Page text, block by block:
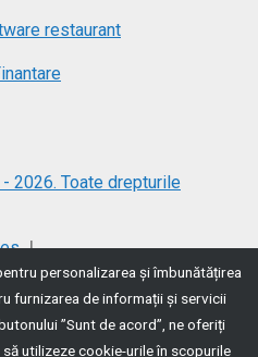
restaurant
2026. Toate drepturile
|
| Termeni si conditii
personalizarea și îmbunătățirea
furnizarea de informații și servicii
”Sunt de acord”, ne oferiți
utilizeze cookie-urile în scopurile